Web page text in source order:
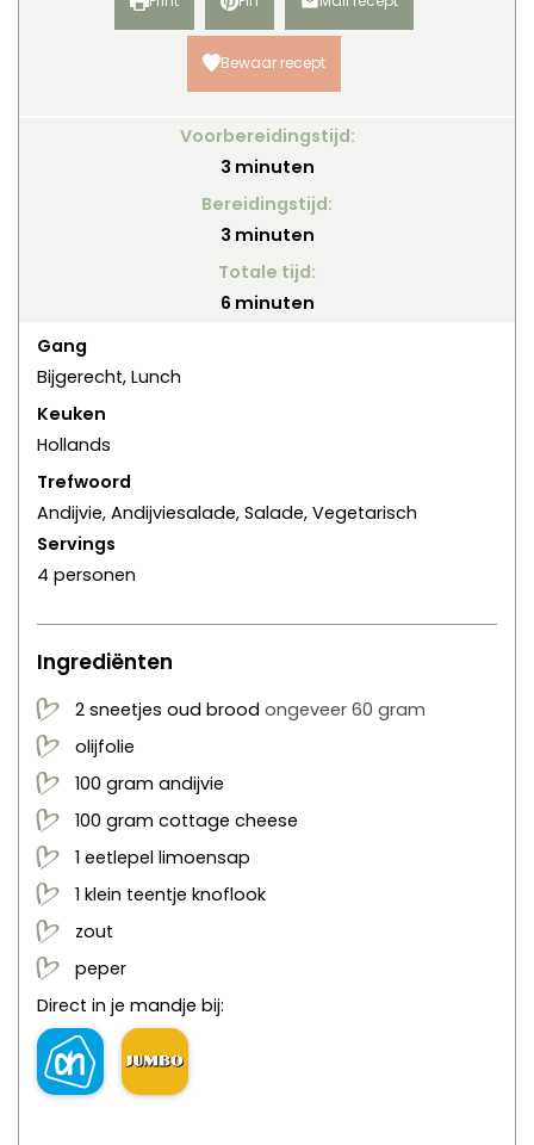
Bewaar recept
Voorbereidingstijd:
3minuten
minuten
Bereidingstijd:
3minuten
minuten
Totale tijd:
6minuten
minuten
Gang
Bijgerecht, Lunch
Keuken
Hollands
Trefwoord
Andijvie, Andijviesalade, Salade, Vegetarisch
Servings
4 personen
Ingrediënten
2 sneetjes oud brood ongeveer 60 gram
olijfolie
100 gram andijvie
100 gram cottage cheese
1 eetlepel limoensap
1 klein teentje knoflook
zout
peper
Direct in je mandje bij: